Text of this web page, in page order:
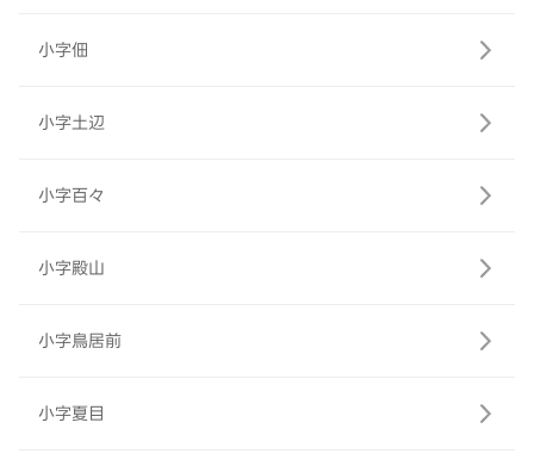
小字佃
小字土辺
小字百々
小字殿山
小字鳥居前
小字夏目